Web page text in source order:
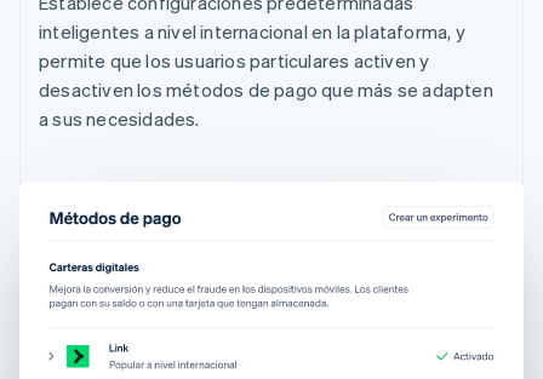
inteligentes a nivel internacional en la plataforma, y
permite que los usuarios particulares activen y
desactiven los métodos de pago que más se adapten
a sus necesidades.